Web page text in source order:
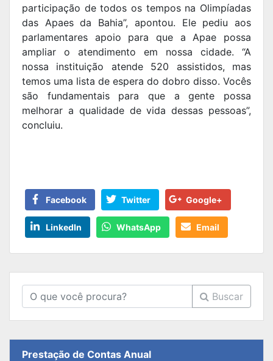
participação de todos os tempos na Olimpíadas
das Apaes da Bahia”, apontou. Ele pediu aos
parlamentares apoio para que a Apae possa
ampliar o atendimento em nossa cidade. “A
nossa instituição atende 520 assistidos, mas
temos uma lista de espera do dobro disso. Vocês
são fundamentais para que a gente possa
melhorar a qualidade de vida dessas pessoas”,
concluiu.
Facebook Twitter Google+
LinkedIn WhatsApp Email
Buscar
Prestação de Contas Anual